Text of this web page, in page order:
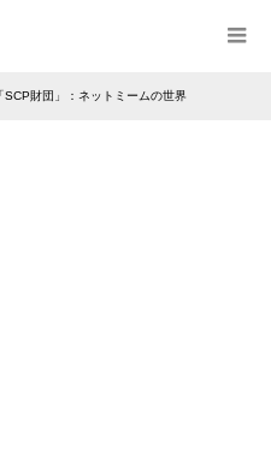
SCP財団」：ネットミームの世界